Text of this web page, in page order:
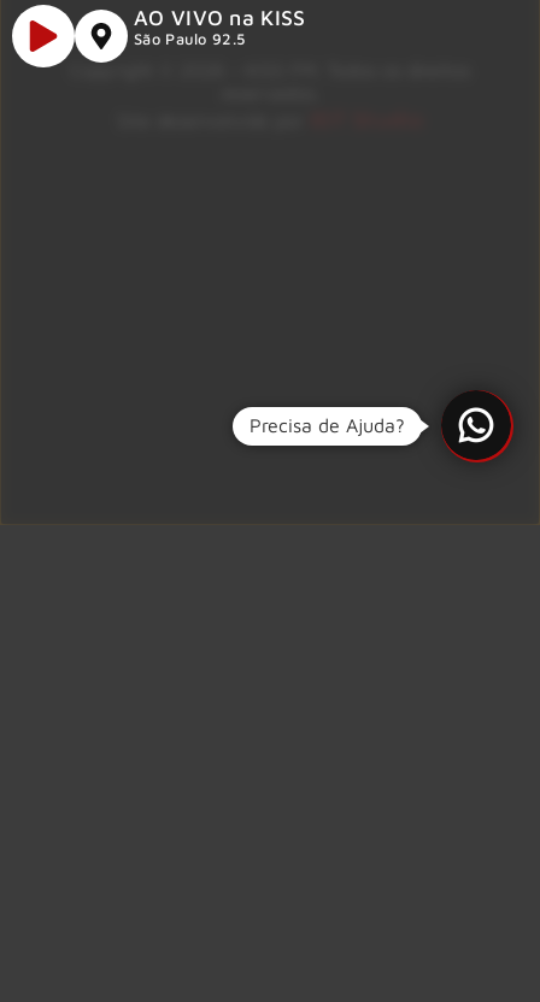
Copyright © 2026 – KISS FM. Todos os direitos
Precisa de Ajuda?
AO VIVO na KISS
São Paulo 92.5